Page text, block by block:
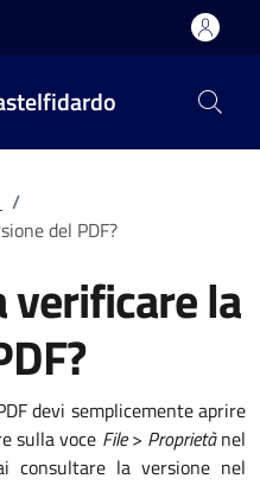
/
del PDF?
verificare la
devi semplicemente aprire
sulla voce File> Proprietànel
consultare la versione nel